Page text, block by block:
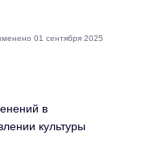
в
культуры
01 сентября 2025